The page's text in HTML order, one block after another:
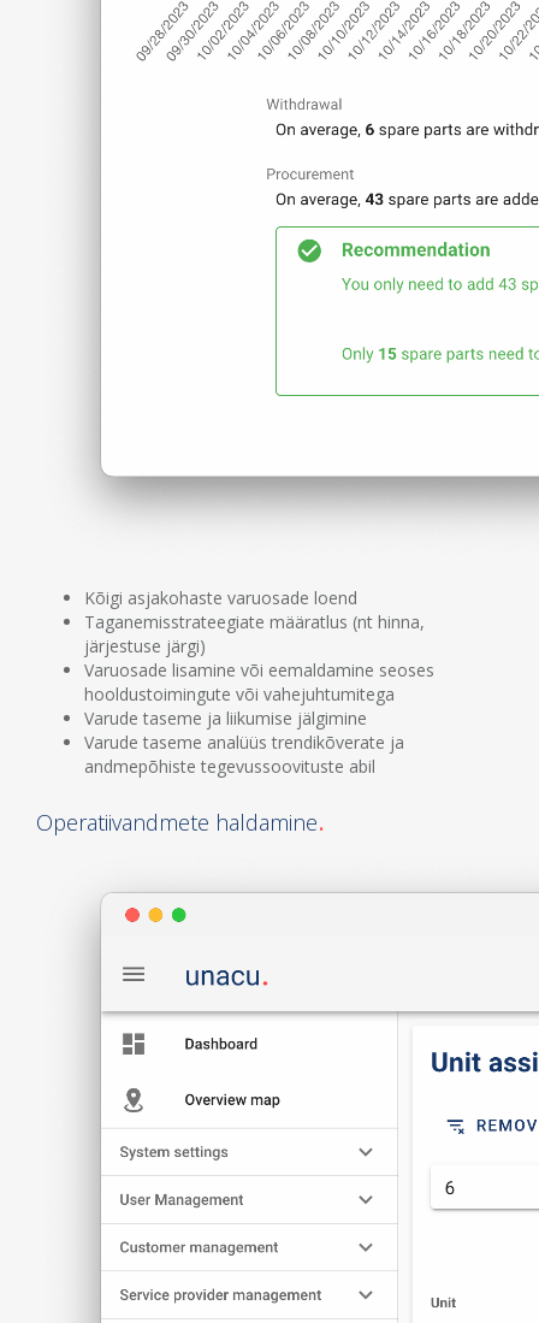
Kõigi asjakohaste varuosade loend
Taganemisstrateegiate määratlus (nt hinna,
järjestuse järgi)
Varuosade lisamine või eemaldamine seoses
hooldustoimingute või vahejuhtumitega
Varude taseme ja liikumise jälgimine
Varude taseme analüüs trendikõverate ja
andmepõhiste tegevussoovituste abil
Operatiivandmete haldamine